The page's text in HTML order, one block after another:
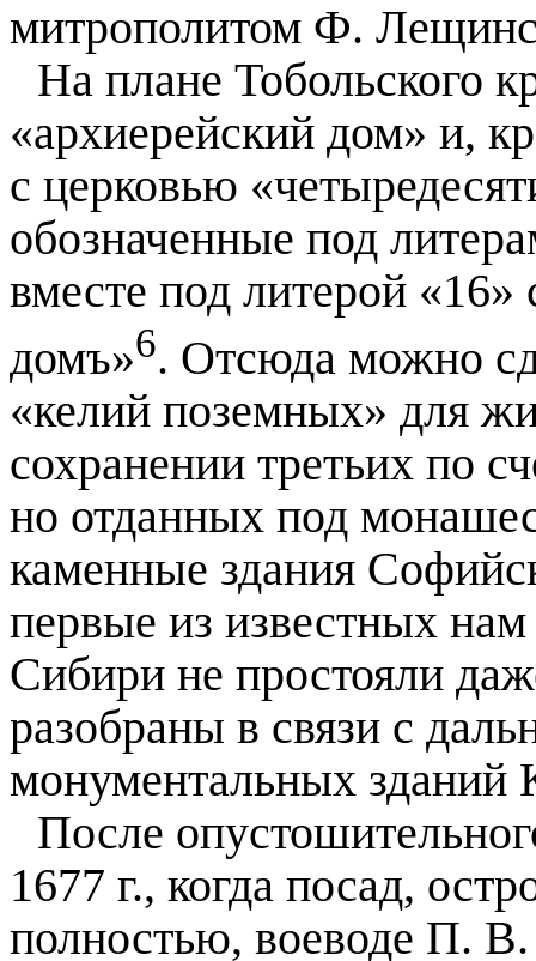
митрополитом Ф.
На плане Тобольского
«архиерейский дом» и,
с церковью
обозначенные под
вместе под литерой
домъ»6. Отсюда можно
«келий поземных» для
сохранении третьих по
но отданных под
каменные здания
первые из известных
Сибири не простояли
разобраны в связи с
монументальных зданий
После
1677 г., когда посад,
полностью, воеводе П.